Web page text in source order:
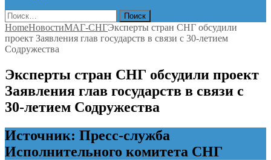
Найти:
HomeНовостиМАГ-СНГЭксперты стран СНГ обсудили
проект Заявления глав государств в связи с 30-летием
Содружества
Эксперты стран СНГ обсудили проект
Заявления глав государств в связи с
30-летием Содружества
Источник: Пресс-служба
Исполнительного комитета СНГ